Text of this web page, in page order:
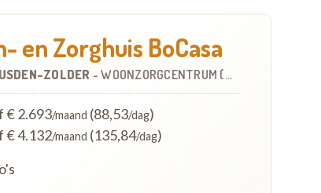
en Zorghuis BoCasa
ZOLDER -WOONZORGCENTRUM (WZC)
€ 2.693/maand (88,53/dag)
€ 4.132/maand (135,84/dag)